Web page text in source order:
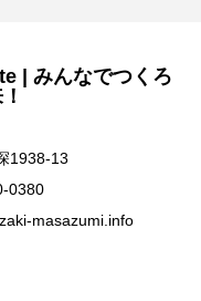
| みんなでつくろ
1938-13
0380
masazumi.info